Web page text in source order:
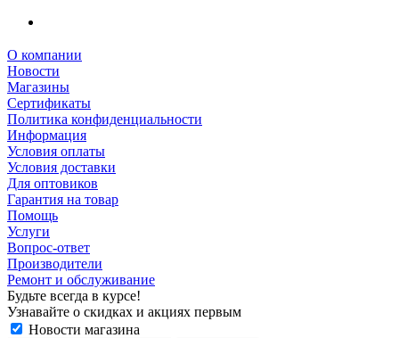
О компании
Новости
Магазины
Сертификаты
Политика конфиденциальности
Информация
Условия оплаты
Условия доставки
Для оптовиков
Гарантия на товар
Помощь
Услуги
Вопрос-ответ
Производители
Ремонт и обслуживание
Будьте всегда в курсе!
Узнавайте о скидках и акциях первым
Новости магазина